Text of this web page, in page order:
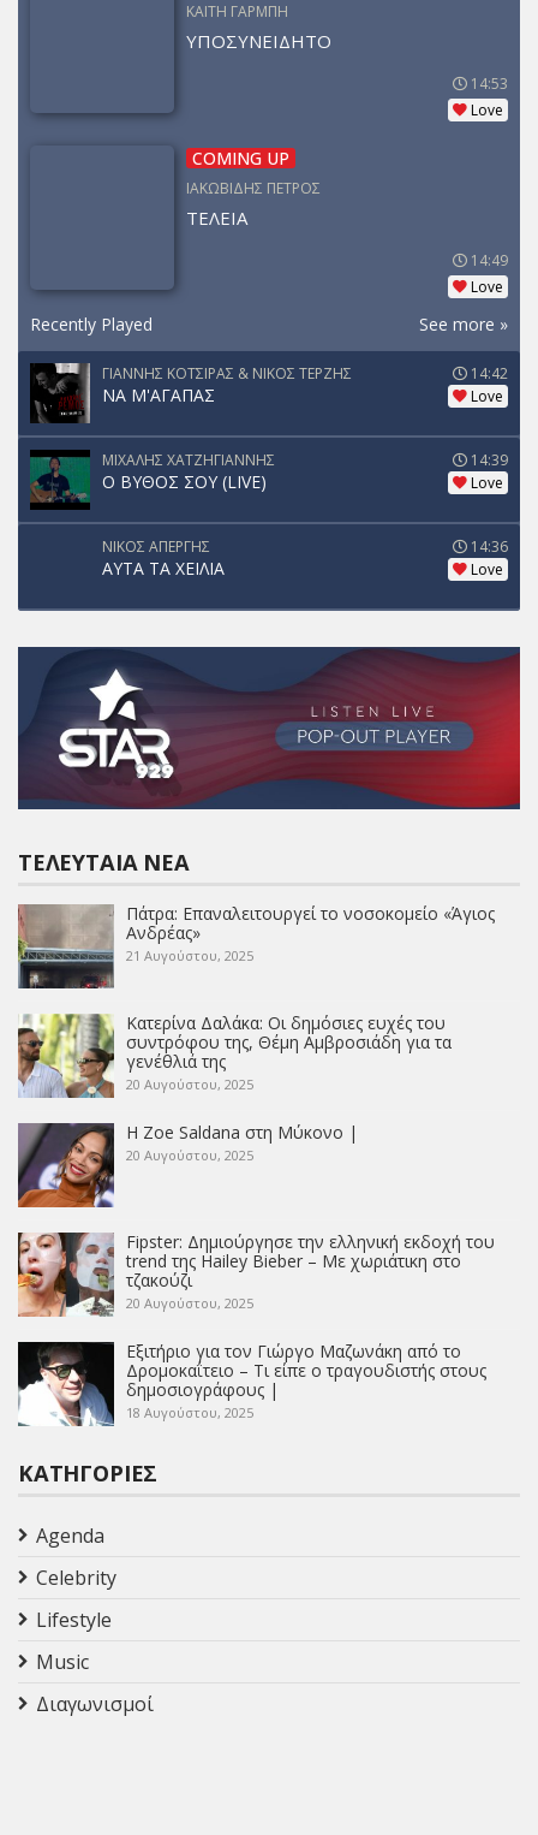
ΚΑΙΤΗ ΓΑΡΜΠΗ
ΥΠΟΣΥΝΕΙΔΗΤΟ
14:53
Love
COMING UP
ΙΑΚΩΒΙΔΗΣ ΠΕΤΡΟΣ
ΤΕΛΕΙΑ
14:49
Love
Recently Played See more »
ΓΙΑΝΝΗΣ ΚΟΤΣΙΡΑΣ & ΝΙΚΟΣ ΤΕΡΖΗΣ
ΝΑ Μ'ΑΓΑΠΑΣ
14:42
Love
ΜΙΧΑΛΗΣ ΧΑΤΖΗΓΙΑΝΝΗΣ
Ο ΒΥΘΟΣ ΣΟΥ (LIVE)
14:39
Love
ΝΙΚΟΣ ΑΠΕΡΓΗΣ
ΑΥΤΑ ΤΑ ΧΕΙΛΙΑ
14:36
Love
ΤΕΛΕΥΤΑΊΑ ΝΈΑ
Πάτρα: Επαναλειτουργεί το νοσοκομείο «Άγιος
Ανδρέας»
21 Αυγούστου, 2025
Κατερίνα Δαλάκα: Οι δημόσιες ευχές του
συντρόφου της, Θέμη Αμβροσιάδη για τα
γενέθλιά της
20 Αυγούστου, 2025
Η Zoe Saldana στη Μύκονο |
20 Αυγούστου, 2025
Fipster: Δημιούργησε την ελληνική εκδοχή του
trend της Hailey Bieber – Με χωριάτικη στο
τζακούζι
20 Αυγούστου, 2025
Εξιτήριο για τον Γιώργο Μαζωνάκη από το
Δρομοκαΐτειο – Τι είπε ο τραγουδιστής στους
δημοσιογράφους |
18 Αυγούστου, 2025
ΚΑΤΗΓΟΡΊΕΣ
Agenda
Celebrity
Lifestyle
Music
Διαγωνισμοί